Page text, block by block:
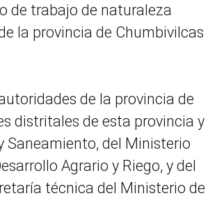
de trabajo de naturaleza
la provincia de Chumbivilcas
de la provincia de
distritales de esta provincia y
Saneamiento, del Ministerio
Agrario y Riego, y del
técnica del Ministerio de